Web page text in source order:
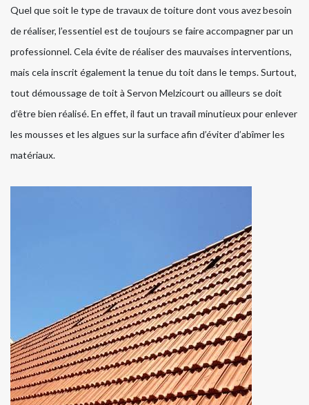
Quel que soit le type de travaux de toiture dont vous avez besoin
de réaliser, l’essentiel est de toujours se faire accompagner par un
professionnel. Cela évite de réaliser des mauvaises interventions,
mais cela inscrit également la tenue du toit dans le temps. Surtout,
tout démoussage de toit à Servon Melzicourt ou ailleurs se doit
d’être bien réalisé. En effet, il faut un travail minutieux pour enlever
les mousses et les algues sur la surface afin d’éviter d’abîmer les
matériaux.